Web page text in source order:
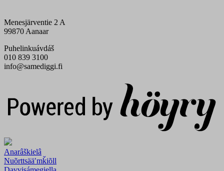
Menesjärventie 2 A
99870 Aanaar
Puhelinkuávdáš
010 839 3100
info@samediggi.fi
Anarâškielâ
Nuõrttsääʹmǩiõll